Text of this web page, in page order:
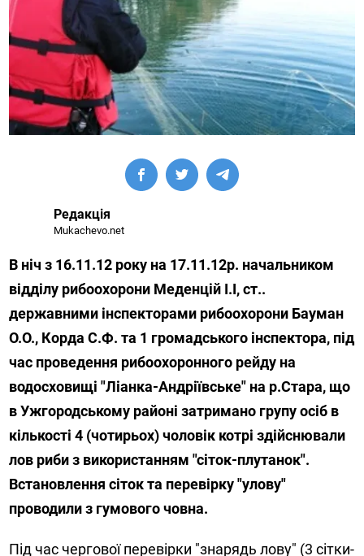
Редакція
Mukachevo.net
В ніч з 16.11.12 року на 17.11.12р. начальником
відділу рибоохорони Меденцій І.І, ст..
державними інспекторами рибоохорони Бауман
О.О., Корда С.Ф. та 1 громадського інспектора, під
час проведення рибоохоронного рейду на
водосховищі "Ліанка-Андріївське" на р.Стара, що
в Ужгородському районі затримано групу осіб в
кількості 4 (чотирьох) чоловік котрі здійснювали
лов риби з використанням "сіток-плутанок".
Встановлення сіток та перевірку "улову"
проводили з гумового човна.
Під час чергової перевірки "знарядь лову" (3 сітки-